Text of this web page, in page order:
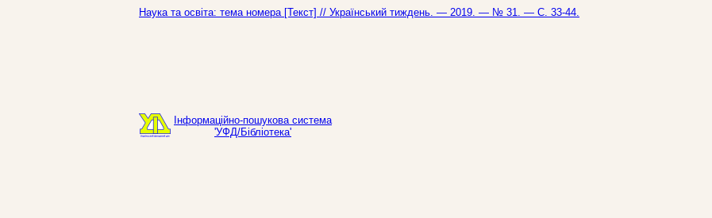
Наука та освіта: тема номера [Текст] // Український тиждень. — 2019. — № 31. — С. 33-44.
Інформаційно-пошукова система
'УФД/Бібліотека'